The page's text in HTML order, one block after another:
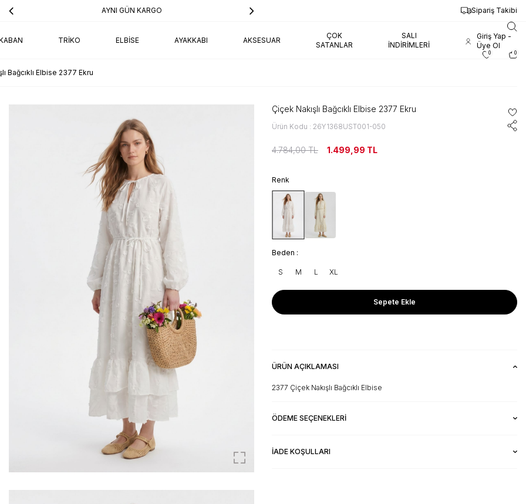
AYNI GÜN KARGO Sipariş Takibi
TRIKO ELBISE AYAKKABI AKSESUAR
ÇOK
SATANLAR
SALI
İNDIRIMLERI
Giriş Yap -
Üye Ol
0 0
Bağcıklı Elbise 2377 Ekru
Çiçek Nakışlı Bağcıklı Elbise 2377 Ekru
Ürün Kodu : 26Y1368UST001-050
4.784,00TL 1.499,99 TL
Renk
Beden :
S M L XL
Sepete Ekle
ÜRÜN AÇIKLAMASI
2377 Çiçek Nakışlı Bağcıklı Elbise
ÖDEME SEÇENEKLERI
İADE KOŞULLARI